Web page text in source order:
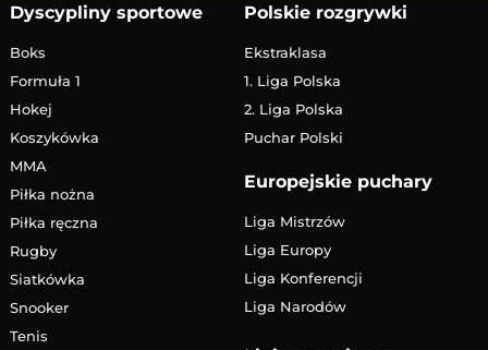
Dyscypliny sportowe
Boks
Formuła 1
Hokej
Koszykówka
MMA
Piłka nożna
Piłka ręczna
Rugby
Siatkówka
Snooker
Tenis
Polskie rozgrywki
Ekstraklasa
1. Liga Polska
2. Liga Polska
Puchar Polski
Europejskie puchary
Liga Mistrzów
Liga Europy
Liga Konferencji
Liga Narodów